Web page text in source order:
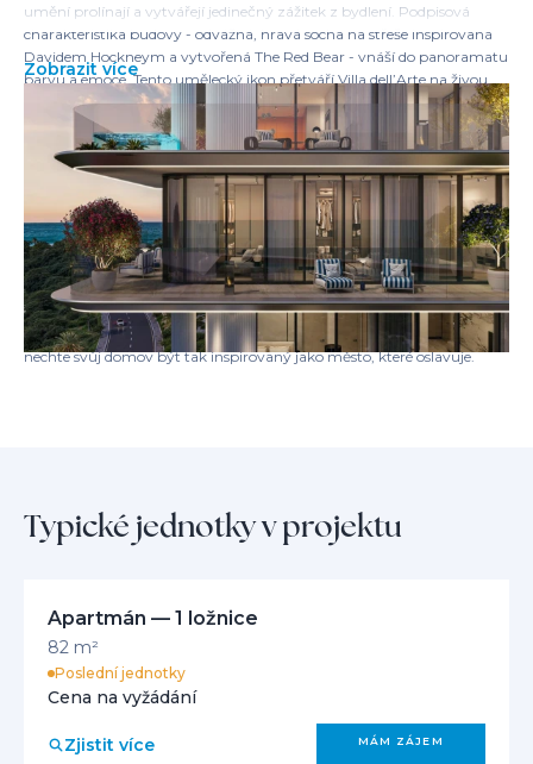
umění prolínají a vytvářejí jedinečný zážitek z bydlení. Podpisová
charakteristika budovy - odvážná, hravá socha na střeše inspirovaná
Davidem Hockneym a vytvořená The Red Bear - vnáší do panoramatu
barvu a emoce. Tento umělecký ikon přetváří Villa dell’Arte na živou
galerii, která ztělesňuje současnou eleganci a inovativní vizi pana
Eight Development.
Na střeše nabývá život filmové kvality. Rezidenti jsou zváni, aby si užili
otevřené kino, rozmazlovali se u nekonečného bazénu s širokými
výhledy na Marinu a shromažďovali se na večery v útulném
grilovacím salonku. Každý detail je navržen tak, aby zvýšil relaxaci a
sofistikovanost, což činí každou noc pod dubajskými hvězdami
nezapomenutelnou.
Villa dell’Arte není jen destinací - je to kreativní svatyně, kde se design,
umění a luxus setkávají. Zažijte nový standard uvědomělého bydlení a
nechte svůj domov být tak inspirovaný jako město, které oslavuje.
Zobrazit více
Typické jednotky v projektu
Apartmán — 1 ložnice
82 m²
Poslední jednotky
Cena na vyžádání
Zjistit více MÁM ZÁJEM